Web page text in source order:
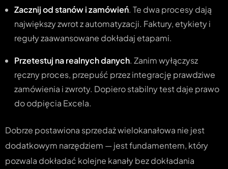
Zacznij od stanów i zamówień. Te dwa procesy dają
największy zwrot z automatyzacji. Faktury, etykiety i
reguły zaawansowane dokładaj etapami.
Przetestuj na realnych danych. Zanim wyłączysz
ręczny proces, przepuść przez integrację prawdziwe
zamówienia i zwroty. Dopiero stabilny test daje prawo
do odpięcia Excela.
Dobrze postawiona sprzedaż wielokanałowa nie jest
dodatkowym narzędziem — jest fundamentem, który
pozwala dokładać kolejne kanały bez dokładania